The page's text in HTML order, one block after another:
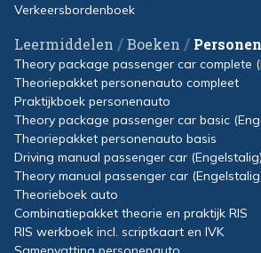
Verkeersbordenboek
Leermiddelen /Boeken /
Theory package passenger car complete
Theoriepakket personenauto compleet
Praktijkboek personenauto
Theory package passenger car basic
Theoriepakket personenauto basis
Driving manual passenger car (Engelstalig)
Theory manual passenger car
Theorieboek auto
Combinatiepakket theorie en praktijk RIS
RIS werkboek incl. scriptkaart en IVK